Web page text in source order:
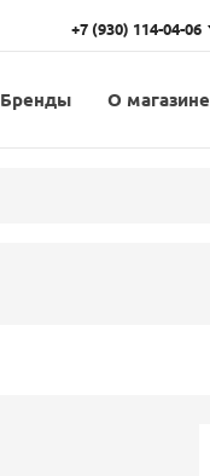
+7 (930) 114-04-06
Бренды О магазине